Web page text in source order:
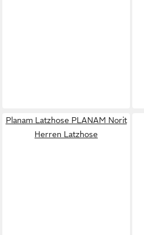
Planam Latzhose PLANAM Norit
Herren Latzhose